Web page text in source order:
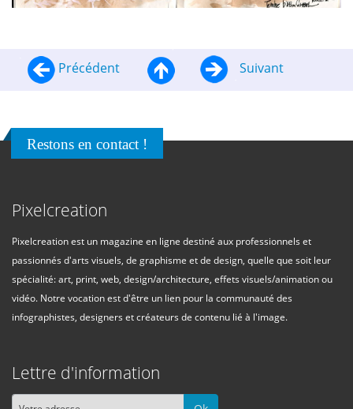
Précédent Suivant
Restons en contact !
Pixelcreation
Pixelcreation est un magazine en ligne destiné aux professionnels et
passionnés d'arts visuels, de graphisme et de design, quelle que soit leur
spécialité: art, print, web, design/architecture, effets visuels/animation ou
vidéo. Notre vocation est d'être un lien pour la communauté des
infographistes, designers et créateurs de contenu lié à l'image.
Lettre d'information